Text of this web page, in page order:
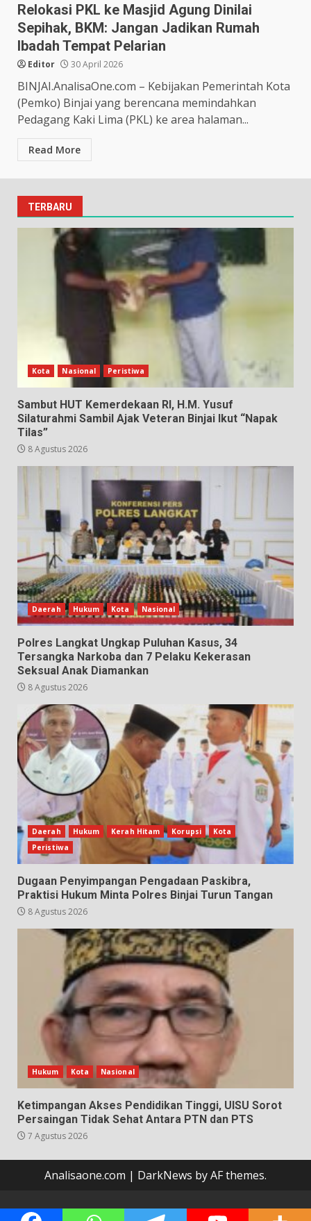
Relokasi PKL ke Masjid Agung Dinilai
Sepihak, BKM: Jangan Jadikan Rumah
Ibadah Tempat Pelarian
Editor 30 April 2026
BINJAI.AnalisaOne.com – Kebijakan Pemerintah Kota
(Pemko) Binjai yang berencana memindahkan
Pedagang Kaki Lima (PKL) ke area halaman...
Read More
TERBARU
Kota Nasional Peristiwa
Sambut HUT Kemerdekaan RI, H.M. Yusuf
Silaturahmi Sambil Ajak Veteran Binjai Ikut “Napak
Tilas”
8 Agustus 2026
Daerah Hukum Kota Nasional
Polres Langkat Ungkap Puluhan Kasus, 34
Tersangka Narkoba dan 7 Pelaku Kekerasan
Seksual Anak Diamankan
8 Agustus 2026
Daerah Hukum Kerah Hitam Korupsi
Kota
Peristiwa
Dugaan Penyimpangan Pengadaan Paskibra,
Praktisi Hukum Minta Polres Binjai Turun Tangan
8 Agustus 2026
Hukum Kota Nasional
Ketimpangan Akses Pendidikan Tinggi, UISU Sorot
Persaingan Tidak Sehat Antara PTN dan PTS
7 Agustus 2026
Analisaone.com | DarkNews by AF themes.